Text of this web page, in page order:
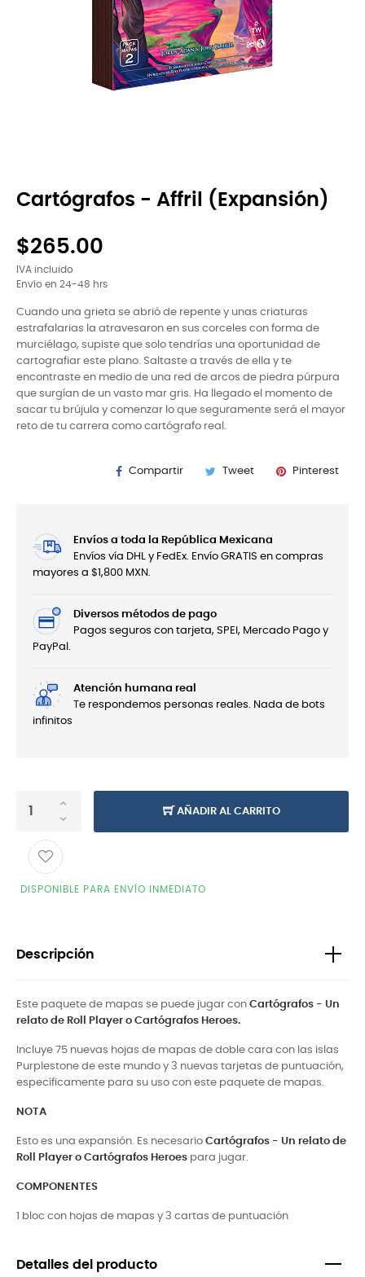
Cartógrafos - Affril (Expansión)
$265.00
IVA incluido
Envío en 24-48 hrs
Cuando una grieta se abrió de repente y unas criaturas
estrafalarias la atravesaron en sus corceles con forma de
murciélago, supiste que solo tendrías una oportunidad de
cartografiar este plano. Saltaste a través de ella y te
encontraste en medio de una red de arcos de piedra púrpura
que surgían de un vasto mar gris. Ha llegado el momento de
sacar tu brújula y comenzar lo que seguramente será el mayor
reto de tu carrera como cartógrafo real.
Compartir Tweet Pinterest
Envíos a toda la República Mexicana
Envíos vía DHL y FedEx. Envío GRATIS en compras
mayores a $1,800 MXN.
Diversos métodos de pago
Pagos seguros con tarjeta, SPEI, Mercado Pago y
PayPal.
Atención humana real
Te respondemos personas reales. Nada de bots
infinitos
AÑADIR AL CARRITO
DISPONIBLE PARA ENVÍO INMEDIATO
Descripción
Este paquete de mapas se puede jugar con Cartógrafos - Un
relato de Roll Player o Cartógrafos Heroes.
Incluye 75 nuevas hojas de mapas de doble cara con las islas
Purplestone de este mundo y 3 nuevas tarjetas de puntuación,
específicamente para su uso con este paquete de mapas.
NOTA
Esto es una expansión. Es necesario Cartógrafos - Un relato de
Roll Player o Cartógrafos Heroes para jugar.
COMPONENTES
1 bloc con hojas de mapas y 3 cartas de puntuación
Detalles del producto